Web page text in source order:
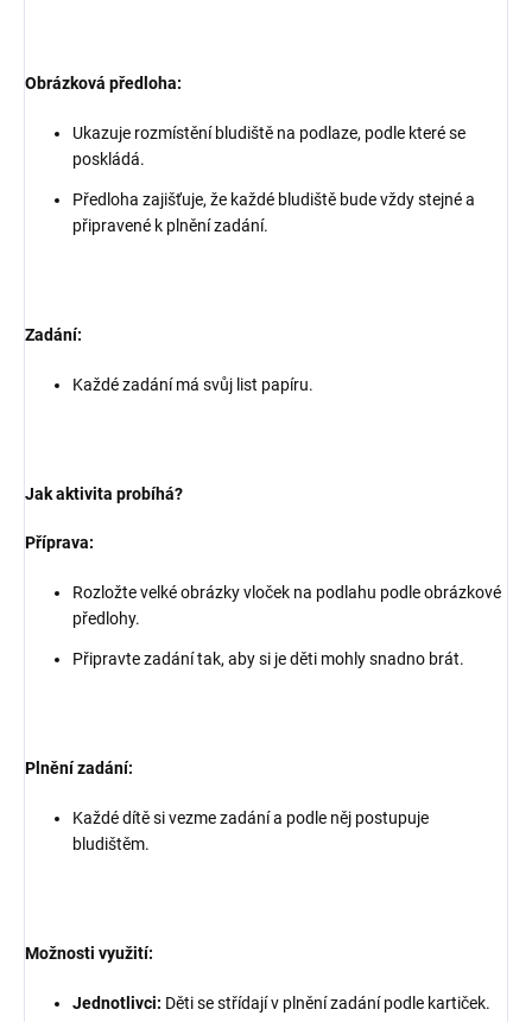
Obrázková předloha:
Ukazuje rozmístění bludiště na podlaze, podle které se
poskládá.
Předloha zajišťuje, že každé bludiště bude vždy stejné a
připravené k plnění zadání.
Zadání:
Každé zadání má svůj list papíru.
Jak aktivita probíhá?
Příprava:
Rozložte velké obrázky vloček na podlahu podle obrázkové
předlohy.
Připravte zadání tak, aby si je děti mohly snadno brát.
Plnění zadání:
Každé dítě si vezme zadání a podle něj postupuje
bludištěm.
Možnosti využití:
Jednotlivci: Děti se střídají v plnění zadání podle kartiček.